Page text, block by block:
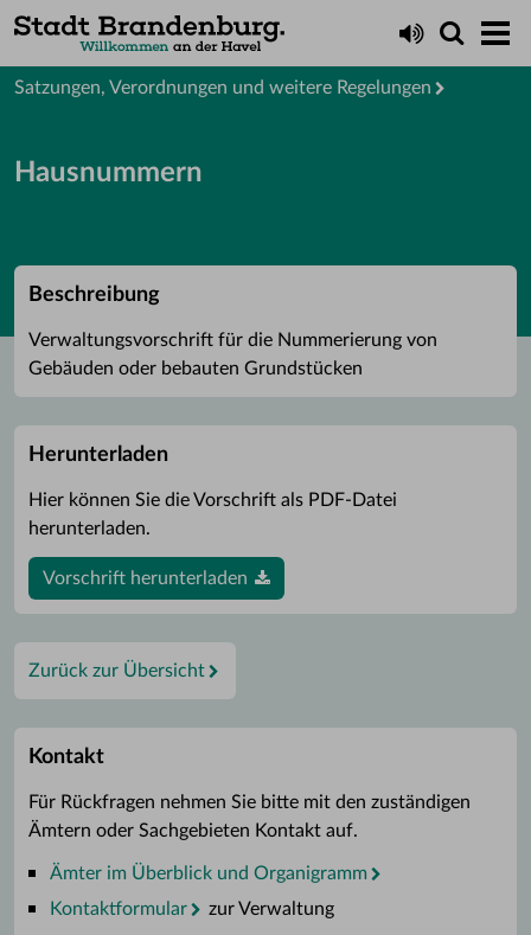
Rathaus
Satzungen, Verordnungen und weitere Regelungen
Hausnummern
Beschreibung
Verwaltungsvorschrift für die Nummerierung von
Gebäuden oder bebauten Grundstücken
Herunterladen
Hier können Sie die Vorschrift als PDF-Datei
herunterladen.
Vorschrift herunterladen
Zurück zur Übersicht
Kontakt
Für Rückfragen nehmen Sie bitte mit den zuständigen
Ämtern oder Sachgebieten Kontakt auf.
Ämter im Überblick und Organigramm
Kontaktformular
zur Verwaltung